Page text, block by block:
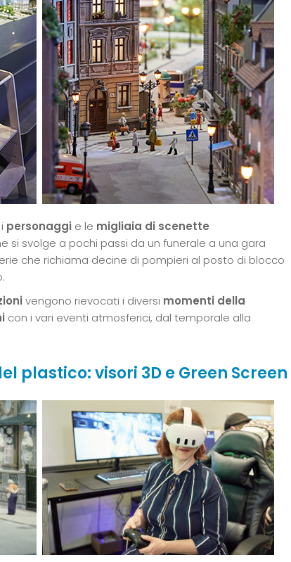
personaggi e le migliaia di scenette
si svolge a pochi passi da un funerale a una gara
che richiama decine di pompieri al posto di blocco
vengono rievocati i diversi momenti della
con i vari eventi atmosferici, dal temporale alla
plastico: visori 3D e Green Screen